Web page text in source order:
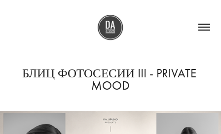
БЛИЦ ФОТОСЕСИИ III - PRIVATE
MOOD